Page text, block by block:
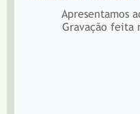
Apresentamos aqui
Gravação feita na